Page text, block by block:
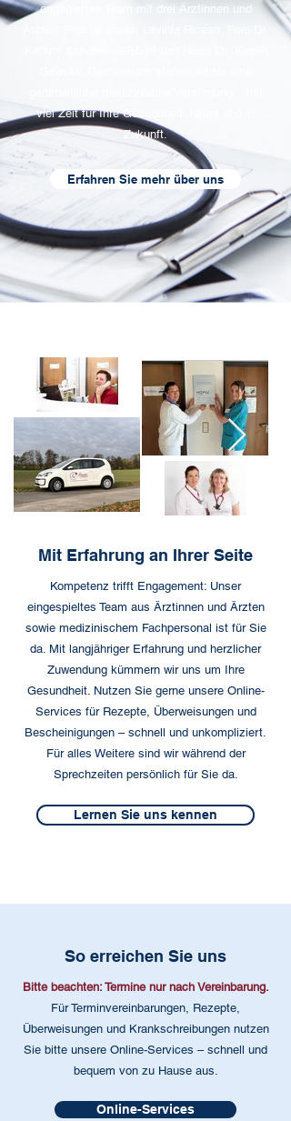
engagierten Team mit drei Ärztinnen und
viel Zeit für Ihre Gesundheit, heute und in
Zukunft.
Erfahren Sie mehr über uns
Mit Erfahrung an Ihrer Seite
Kompetenz trifft Engagement: Unser
eingespieltes Team aus Ärztinnen und Ärzten
sowie medizinischem Fachpersonal ist für Sie
da. Mit langjähriger Erfahrung und herzlicher
Zuwendung kümmern wir uns um Ihre
Gesundheit. Nutzen Sie gerne unsere Online-
Services für Rezepte, Überweisungen und
Bescheinigungen – schnell und unkompliziert.
Für alles Weitere sind wir während der
Sprechzeiten persönlich für Sie da.
Lernen Sie uns kennen
So erreichen Sie uns
Bitte beachten: Termine nur nach Vereinbarung.
Für Terminvereinbarungen, Rezepte,
Überweisungen und Krankschreibungen nutzen
Sie bitte unsere Online-Services – schnell und
bequem von zu Hause aus.
Online-Services